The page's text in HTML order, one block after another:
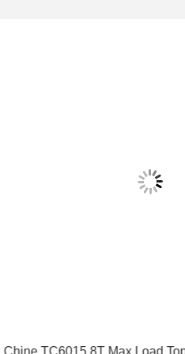
Chine TC6015 8T Max.Load